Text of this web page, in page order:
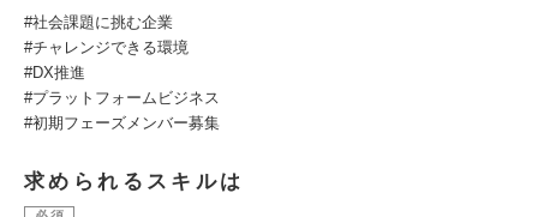
#社会課題に挑む企業
#チャレンジできる環境
#DX推進
#プラットフォームビジネス
#初期フェーズメンバー募集
求められるスキルは